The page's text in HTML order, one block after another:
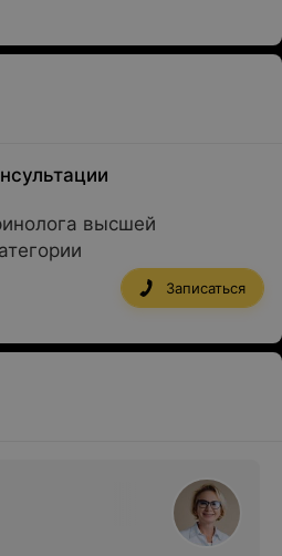
высшей
Записаться